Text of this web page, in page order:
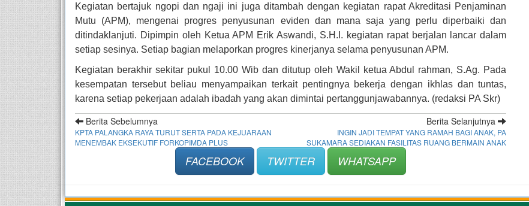
Kegiatan bertajuk ngopi dan ngaji ini juga ditambah dengan kegiatan rapat Akreditasi Penjaminan
Mutu (APM), mengenai progres penyusunan eviden dan mana saja yang perlu diperbaiki dan
ditindaklanjuti. Dipimpin oleh Ketua APM Erik Aswandi, S.H.I. kegiatan rapat berjalan lancar dalam
setiap sesinya. Setiap bagian melaporkan progres kinerjanya selama penyusunan APM.
Kegiatan berakhir sekitar pukul 10.00 Wib dan ditutup oleh Wakil ketua Abdul rahman, S.Ag. Pada
kesempatan tersebut beliau menyampaikan terkait pentingnya bekerja dengan ikhlas dan tuntas,
karena setiap pekerjaan adalah ibadah yang akan dimintai pertanggunjawabannya. (redaksi PA Skr)
Berita Sebelumnya
KPTA PALANGKA RAYA TURUT SERTA PADA KEJUARAAN
MENEMBAK EKSEKUTIF FORKOPIMDA PLUS
Berita Selanjutnya
INGIN JADI TEMPAT YANG RAMAH BAGI ANAK, PA
SUKAMARA SEDIAKAN FASILITAS RUANG BERMAIN ANAK
FACEBOOK TWITTER WHATSAPP